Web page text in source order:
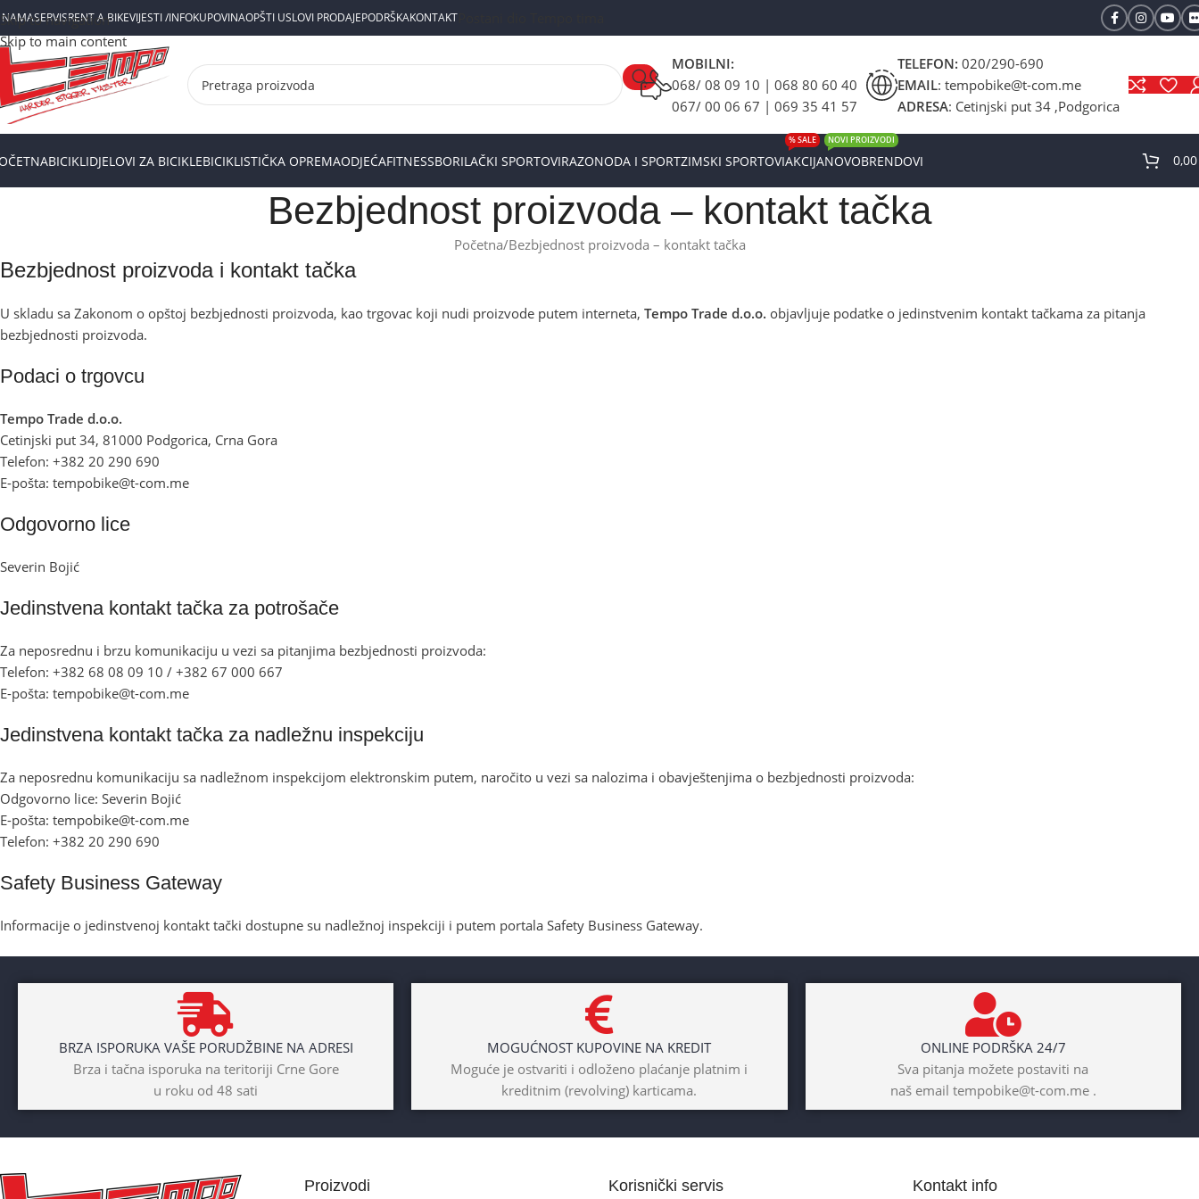
Skip to navigation
Skip to main content
NAMASERVISRENT A BIKEVIJESTI /INFOKUPOVINAOPŠTI USLOVI PRODAJEPODRŠKAKONTAKT
MOBILNI:
068/ 08 09 10 | 068 80 60 40
067/ 00 06 67 | 069 35 41 57
TELEFON: 020/290-690
EMAIL: tempobike@t-com.me
ADRESA: Cetinjski put 34 ,Podgorica
BICIKLIDJELOVI ZA BICIKLEBICIKLISTIČKA OPREMAODJEĆAFITNESSBORILAČKI SPORTOVIRAZONODA I SPORTZIMSKI SPORTOVIAKCIJA
% SALE
NOVO
NOVI PROIZVODI
BRENDOVI
Bezbjednost proizvoda – kontakt tačka
Početna Bezbjednost proizvoda – kontakt tačka
Bezbjednost proizvoda i kontakt tačka
U skladu sa Zakonom o opštoj bezbjednosti proizvoda, kao trgovac koji nudi proizvode putem interneta, Tempo Trade d.o.o. objavljuje podatke o jedinstvenim kontakt tačkama za pitanja
bezbjednosti proizvoda.
Podaci o trgovcu
Tempo Trade d.o.o.
Cetinjski put 34, 81000 Podgorica, Crna Gora
Telefon: +382 20 290 690
E-pošta: tempobike@t-com.me
Odgovorno lice
Severin Bojić
Jedinstvena kontakt tačka za potrošače
Za neposrednu i brzu komunikaciju u vezi sa pitanjima bezbjednosti proizvoda:
Telefon: +382 68 08 09 10 / +382 67 000 667
E-pošta: tempobike@t-com.me
Jedinstvena kontakt tačka za nadležnu inspekciju
Za neposrednu komunikaciju sa nadležnom inspekcijom elektronskim putem, naročito u vezi sa nalozima i obavještenjima o bezbjednosti proizvoda:
Odgovorno lice: Severin Bojić
E-pošta: tempobike@t-com.me
Telefon: +382 20 290 690
Safety Business Gateway
Informacije o jedinstvenoj kontakt tački dostupne su nadležnoj inspekciji i putem portala Safety Business Gateway.
BRZA ISPORUKA VAŠE PORUDŽBINE NA ADRESI
Brza i tačna isporuka na teritoriji Crne Gore
u roku od 48 sati
MOGUĆNOST KUPOVINE NA KREDIT
Moguće je ostvariti i odloženo plaćanje platnim i
kreditnim (revolving) karticama.
ONLINE PODRŠKA 24/7
Sva pitanja možete postaviti na
naš email tempobike@t-com.me .
Proizvodi Korisnički servis Kontakt info